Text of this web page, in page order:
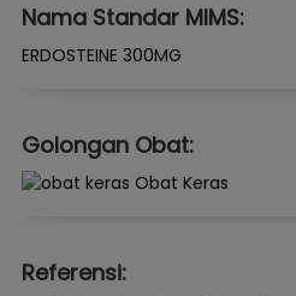
Nama Standar MIMS:
ERDOSTEINE 300MG
Golongan Obat:
Obat Keras
Referensi: